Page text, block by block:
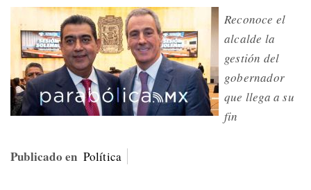
Reconoce el
alcalde la
gestión del
gobernador
que llega a su
fin
Publicado en Política